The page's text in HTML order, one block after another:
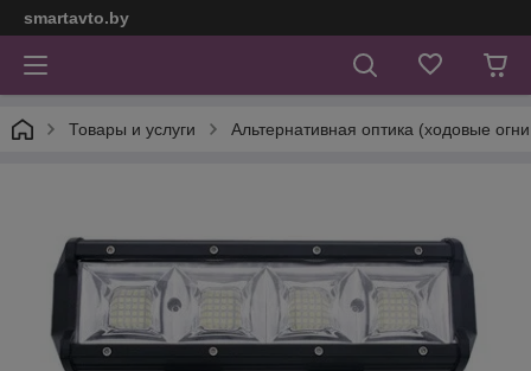
smartavto.by
Товары и услуги Альтернативная оптика (ходовые